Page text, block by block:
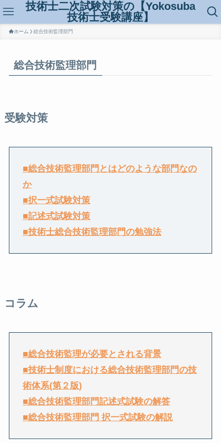
技術士二次試験対策の【Yokosuba
技術士受験講座】
ホーム 総合技術監理部門
総合技術監理部門
受験対策
■総合技術監理部門とはどのような部門なの
か
■択一式試験対策
■記述式試験対策
■技術士総合技術監理部門の勉強法
コラム
■総合技術監理が必要とされる背景
■技術士制度における総合技術監理部門の技
術体系(第２版)
■総合技術監理部門記述式試験の解答
■総合技術監理部門 択一式試験の解説